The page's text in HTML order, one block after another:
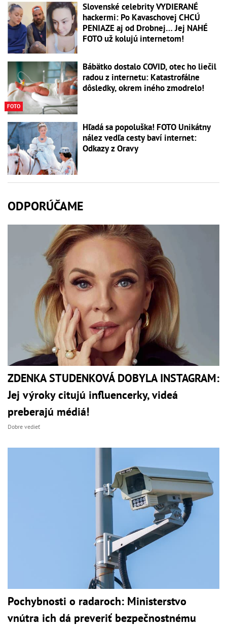
Slovenské celebrity VYDIERANÉ
hackermi: Po Kavaschovej CHCÚ
PENIAZE aj od Drobnej… Jej NAHÉ
FOTO už kolujú internetom!
FOTO
Bábätko dostalo COVID, otec ho liečil
radou z internetu: Katastrofálne
dôsledky, okrem iného zmodrelo!
Hľadá sa popoluška! FOTO Unikátny
nález vedľa cesty baví internet:
Odkazy z Oravy
ODPORÚČAME
ZDENKA STUDENKOVÁ DOBYLA INSTAGRAM:
Jej výroky citujú influencerky, videá
preberajú médiá!
Dobre vedieť
Pochybnosti o radaroch: Ministerstvo
vnútra ich dá preveriť bezpečnostnému